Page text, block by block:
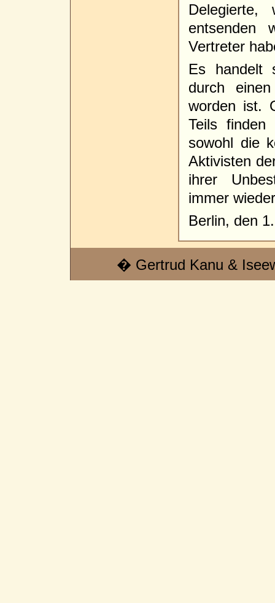
Delegierte,
entsenden
Vertreter
Es handelt
durch
worden ist.
Teils
sowohl die
Aktivisten
ihrer
immer
Berlin, den
� Gertrud Kanu &